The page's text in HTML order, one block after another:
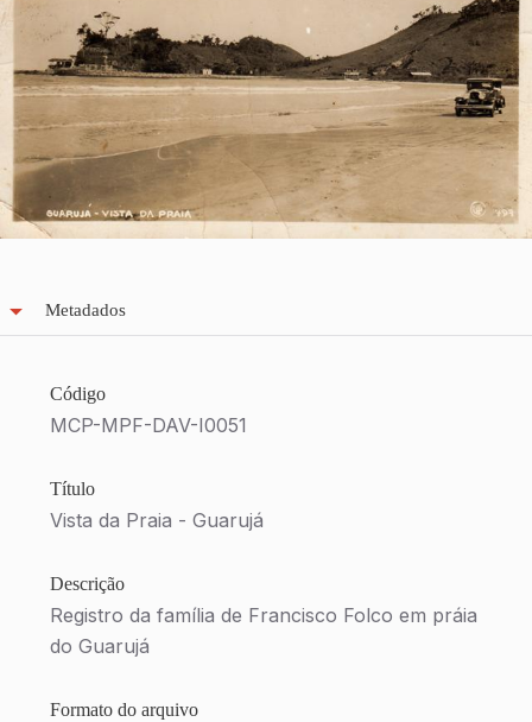
Metadados
Código
MCP-MPF-DAV-I0051
Título
Vista da Praia - Guarujá
Descrição
Registro da família de Francisco Folco em práia
do Guarujá
Formato do arquivo